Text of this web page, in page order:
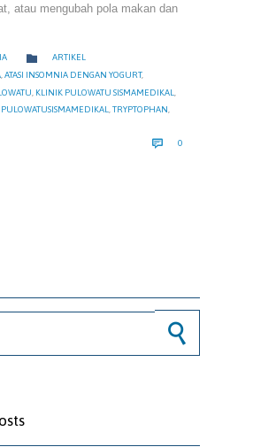
atau mengubah pola makan dan
 CATEGORY
ARTIKEL
,ATASI INSOMNIA DENGAN YOGURT,
KLINIK PULOWATU SISMAMEDIKAL
PULOWATUSISMAMEDIKAL TRYPTOPHAN
 0